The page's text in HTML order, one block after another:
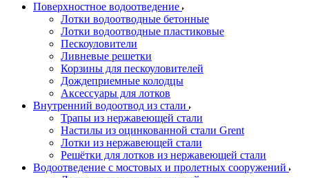
Поверхностное водоотведение
Лотки водоотводные бетонные
Лотки водоотводные пластиковые
Пескоуловители
Ливневые решетки
Корзины для пескоуловителей
Дождеприемные колодцы
Аксессуары для лотков
Внутренний водоотвод из стали
Трапы из нержавеющей стали
Настилы из оцинкованной стали Grent
Лотки из нержавеющей стали
Решётки для лотков из нержавеющей стали
Водоотведение с мостовых и пролетных сооружений